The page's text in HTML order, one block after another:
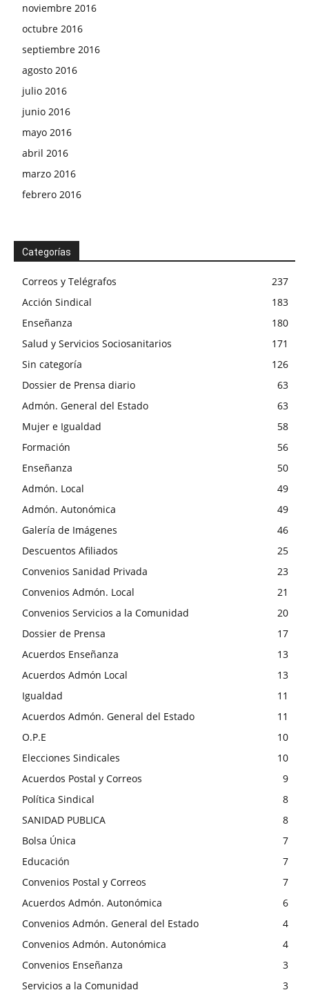
noviembre 2016
octubre 2016
septiembre 2016
agosto 2016
julio 2016
junio 2016
mayo 2016
abril 2016
marzo 2016
febrero 2016
Categorías
Correos y Telégrafos
237
Acción Sindical
183
Enseñanza
180
Salud y Servicios Sociosanitarios
171
Sin categoría
126
Dossier de Prensa diario
63
Admón. General del Estado
63
Mujer e Igualdad
58
Formación
56
Enseñanza
50
Admón. Local
49
Admón. Autonómica
49
Galería de Imágenes
46
Descuentos Afiliados
25
Convenios Sanidad Privada
23
Convenios Admón. Local
21
Convenios Servicios a la Comunidad
20
Dossier de Prensa
17
Acuerdos Enseñanza
13
Acuerdos Admón Local
13
Igualdad
11
Acuerdos Admón. General del Estado
11
O.P.E
10
Elecciones Sindicales
10
Acuerdos Postal y Correos
9
Política Sindical
8
SANIDAD PUBLICA
8
Bolsa Única
7
Educación
7
Convenios Postal y Correos
7
Acuerdos Admón. Autonómica
6
Convenios Admón. General del Estado
4
Convenios Admón. Autonómica
4
Convenios Enseñanza
3
Servicios a la Comunidad
3